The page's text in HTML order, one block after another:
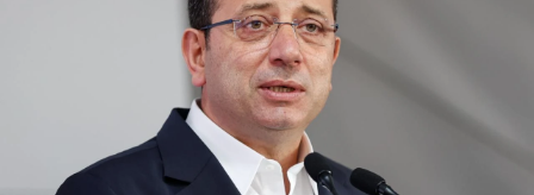
Rüya Tabirleri
Savunma Sanayi